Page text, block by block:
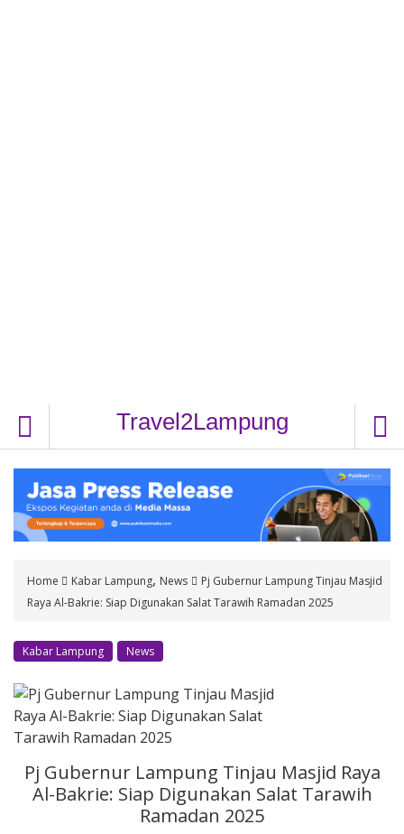
Travel2Lampung
Home Kabar Lampung, News
Pj Gubernur Lampung Tinjau Masjid
Raya Al-Bakrie: Siap Digunakan Salat Tarawih Ramadan 2025
Kabar Lampung News
Pj Gubernur Lampung Tinjau Masjid Raya
Al-Bakrie: Siap Digunakan Salat Tarawih
Ramadan 2025